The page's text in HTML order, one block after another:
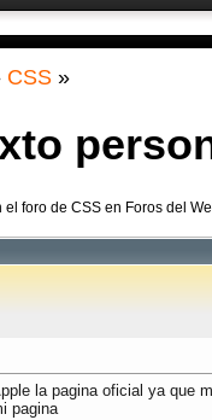
CSS »
el foro de CSS en Foros del
la pagina oficial ya
pagina